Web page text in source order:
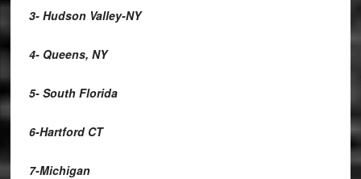
3- Hudson Valley-NY
4- Queens, NY
5- South Florida
6-Hartford CT
7-Michigan